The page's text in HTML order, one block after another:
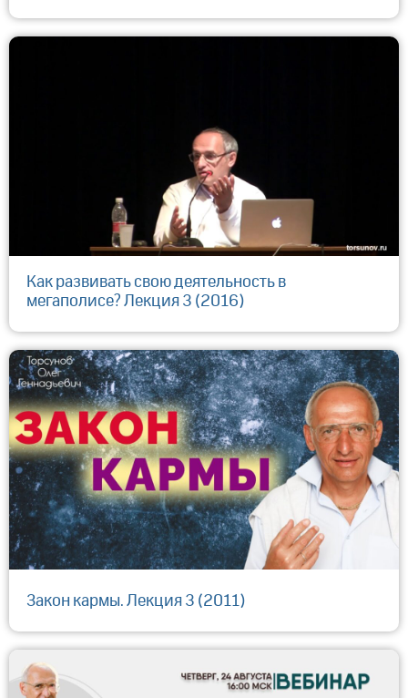
Как развивать свою деятельность в
мегаполисе? Лекция 3 (2016)
Закон кармы. Лекция 3 (2011)